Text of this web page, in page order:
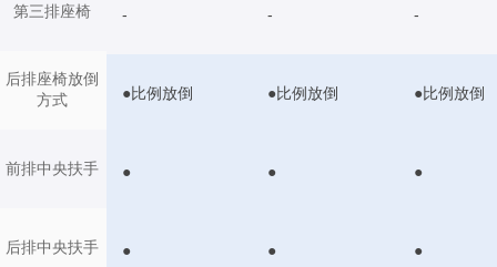
第三排座椅
后排座椅放倒
方式
前排中央扶手
后排中央扶手
- - -
●比例放倒 ●比例放倒 ●比例放倒
● ● ●
● ● ●